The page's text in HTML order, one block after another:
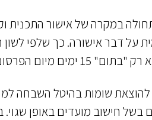
במקרה של אישור התכנית
על דבר אישורה. כך שלפי
התכנית, קרי רק ביום ה-16.
להוצאת שומות בהיטל השבחה
בשל חישוב מועדים באופן